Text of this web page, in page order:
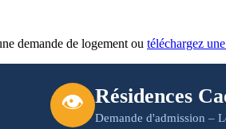
demande de logement ou téléchargez
👁 Résidences
Demande d'admission –